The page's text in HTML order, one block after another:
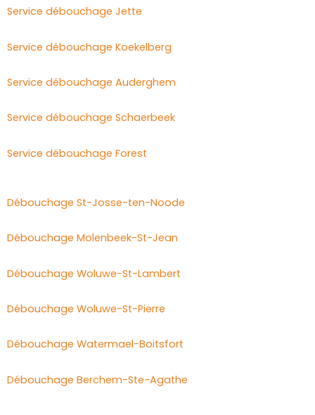
Service débouchage Jette
Service débouchage Koekelberg
Service débouchage Auderghem
Service débouchage Schaerbeek
Service débouchage Forest
Débouchage St-Josse-ten-Noode
Débouchage Molenbeek-St-Jean
Débouchage Woluwe-St-Lambert
Débouchage Woluwe-St-Pierre
Débouchage Watermael-Boitsfort
Débouchage Berchem-Ste-Agathe